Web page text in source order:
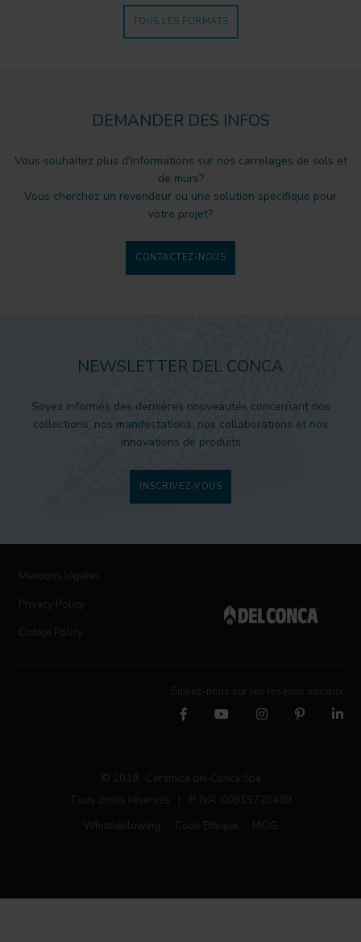
TOUS LES FORMATS
DEMANDER DES INFOS
Vous souhaitez plus d'informations sur nos carrelages de sols et
de murs?
Vous cherchez un revendeur ou une solution spécifique pour
votre projet?
CONTACTEZ-NOUS
NEWSLETTER DEL CONCA
Soyez informés des dernières nouveautés concernant nos
collections, nos manifestations, nos collaborations et nos
innovations de produits
INSCRIVEZ-VOUS
Mentions légales
Privacy Policy
Cookie Policy
Suivez-nous sur les réseaux sociaux
© 2019 Ceramica del Conca Spa
Tous droits réservés
P. IVA 00819720400
Whistleblowing
Code Ethique MOG